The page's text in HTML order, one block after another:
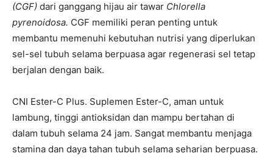
(CGF) dari ganggang hijau air tawar Chlorella
pyrenoidosa. CGF memiliki peran penting untuk
membantu memenuhi kebutuhan nutrisi yang diperlukan
sel-sel tubuh selama berpuasa agar regenerasi sel tetap
berjalan dengan baik.
CNI Ester-C Plus. Suplemen Ester-C, aman untuk
lambung, tinggi antioksidan dan mampu bertahan di
dalam tubuh selama 24 jam. Sangat membantu menjaga
stamina dan daya tahan tubuh selama seharian berpuasa.